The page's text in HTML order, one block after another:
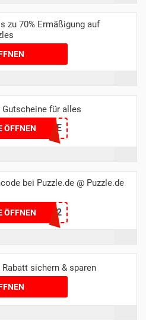
zu 70% Ermäßigung auf
Gutscheine für alles
ÖFFNENPUZQ4DE
bei Puzzle.de @ Puzzle.de
ÖFFNEN
weipuzde22
Rabatt sichern & sparen